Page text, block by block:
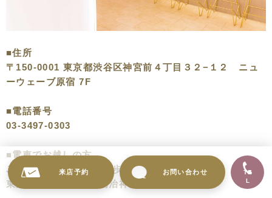
■住所
〒150-0001 東京都渋谷区神宮前４丁目３２−１２ ニュ
ーウェーブ原宿 7F
■電話番号
03-3497-0303
■電車でお越しの方
JR山手線 原宿駅より徒歩6分
東京メトロ千代田線 明治神宮前駅より徒歩2分
来店予約 お問い合わせ
TE
L